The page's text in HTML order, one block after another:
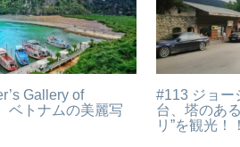
拶！
Singapore
美麗写真！